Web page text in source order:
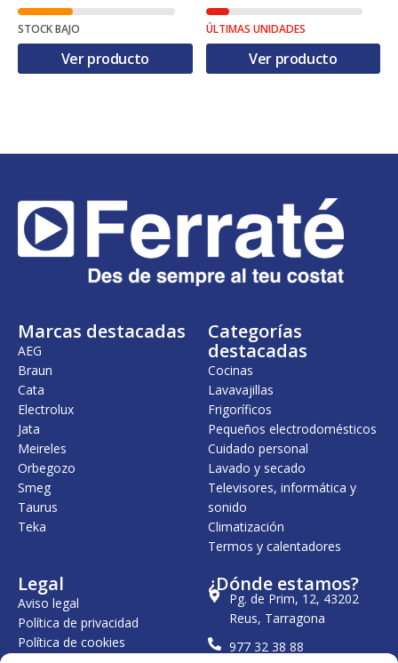
STOCK BAJO
Ver producto
ÚLTIMAS UNIDADES
Ver producto
Marcas destacadas
AEG
Braun
Cata
Electrolux
Jata
Meireles
Orbegozo
Smeg
Taurus
Teka
Categorías
destacadas
Cocinas
Lavavajillas
Frigoríficos
Pequeños electrodomésticos
Cuidado personal
Lavado y secado
Televisores, informática y
sonido
Climatización
Termos y calentadores
Legal
Aviso legal
Política de privacidad
Política de cookies
¿Dónde estamos?
Pg. de Prim, 12, 43202
Reus, Tarragona
977 32 38 88